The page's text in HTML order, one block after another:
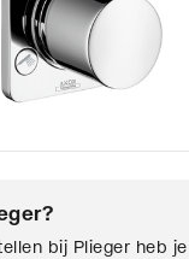
?
bij Plieger heb